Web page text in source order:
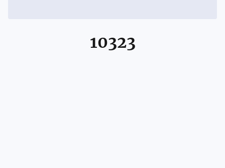
10323